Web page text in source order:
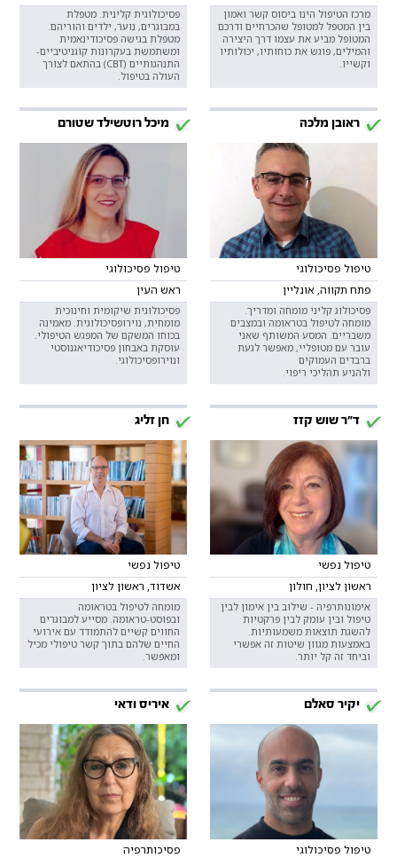
מרכז הטיפול הינו ביסוס קשר ואמון
בין המטפל למטופל שהכרחיים ודרכם
המטופל מביע את עצמו דרך היצירה
והמילים, פוגש את כוחותיו, יכולותיו
וקשייו.
פסיכולוגית קלינית. מטפלת
במבוגרים, נוער, ילדים והוריהם.
מטפלת בגישה פסיכודינאמית
ומשתמשת בעקרונות קוגניטיביים-
התנהגותיים (CBT) בהתאם לצורך
העולה בטיפול.
ראובן מלכה
טיפול פסיכולוגי
פתח תקווה, אונליין
פסיכולוג קליני מומחה ומדריך.
מומחה לטיפול בטראומה ובמצבים
משבריים. המסע המשותף שאני
עובר עם מטופליי, מאפשר לגעת
ברבדים העמוקים
ולהניע תהליכי ריפוי.
מיכל רוטשילד שטורם
טיפול פסיכולוגי
ראש העין
פסיכולוגית שיקומית וחינוכית
מומחית, נוירופסיכולוגית. מאמינה
בכוחו המשקם של המפגש הטיפולי.
עוסקת באבחון פסיכודיאגנוסטי
ונוירופסיכולוגי.
ד"ר שוש קזז
טיפול נפשי
ראשון לציון, חולון
אימונותרפיה - שילוב בין אימון לבין
טיפול ובין עומק לבין פרקטיות
להשגת תוצאות משמעותיות.
באמצעות מגוון שיטות זה אפשרי
וביחד זה קל יותר.
חן זליג
טיפול נפשי
אשדוד, ראשון לציון
מומחה לטיפול בטראומה
ובפוסט-טראומה. מסייע למבוגרים
החווים קשיים להתמודד עם אירועי
החיים שלהם בתוך קשר טיפולי מכיל
ומאפשר.
יקיר סאלם
טיפול פסיכולוגי
איריס ודאי
פסיכותרפיה